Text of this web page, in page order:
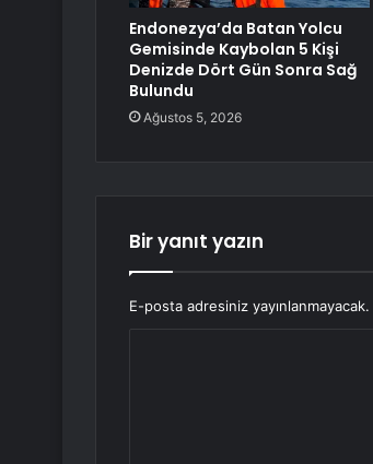
Endonezya’da Batan Yolcu
Gemisinde Kaybolan 5 Kişi
Denizde Dört Gün Sonra Sağ
Bulundu
Ağustos 5, 2026
Bir yanıt yazın
E-posta adresiniz yayınlanmayacak.